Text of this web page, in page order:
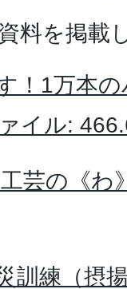
料を掲載
！1万本
イル:
芸の《わ
訓練（摂